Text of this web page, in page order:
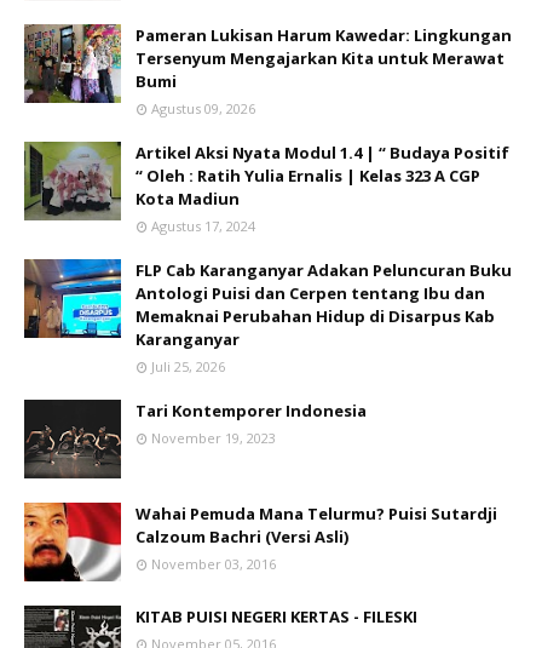
Pameran Lukisan Harum Kawedar: Lingkungan
Tersenyum Mengajarkan Kita untuk Merawat
Bumi
Agustus 09, 2026
Artikel Aksi Nyata Modul 1.4 | “ Budaya Positif
“ Oleh : Ratih Yulia Ernalis | Kelas 323 A CGP
Kota Madiun
Agustus 17, 2024
FLP Cab Karanganyar Adakan Peluncuran Buku
Antologi Puisi dan Cerpen tentang Ibu dan
Memaknai Perubahan Hidup di Disarpus Kab
Karanganyar
Juli 25, 2026
Tari Kontemporer Indonesia
November 19, 2023
Wahai Pemuda Mana Telurmu? Puisi Sutardji
Calzoum Bachri (Versi Asli)
November 03, 2016
KITAB PUISI NEGERI KERTAS - FILESKI
November 05, 2016